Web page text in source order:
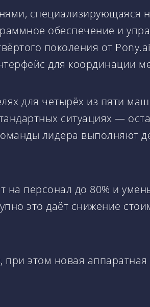
специализирующаяся
обеспечение и
поколения от
для координации
для четырёх из пяти
ситуациях —
лидера выполняют
персонал до 80% и
это даёт снижение
при этом новая